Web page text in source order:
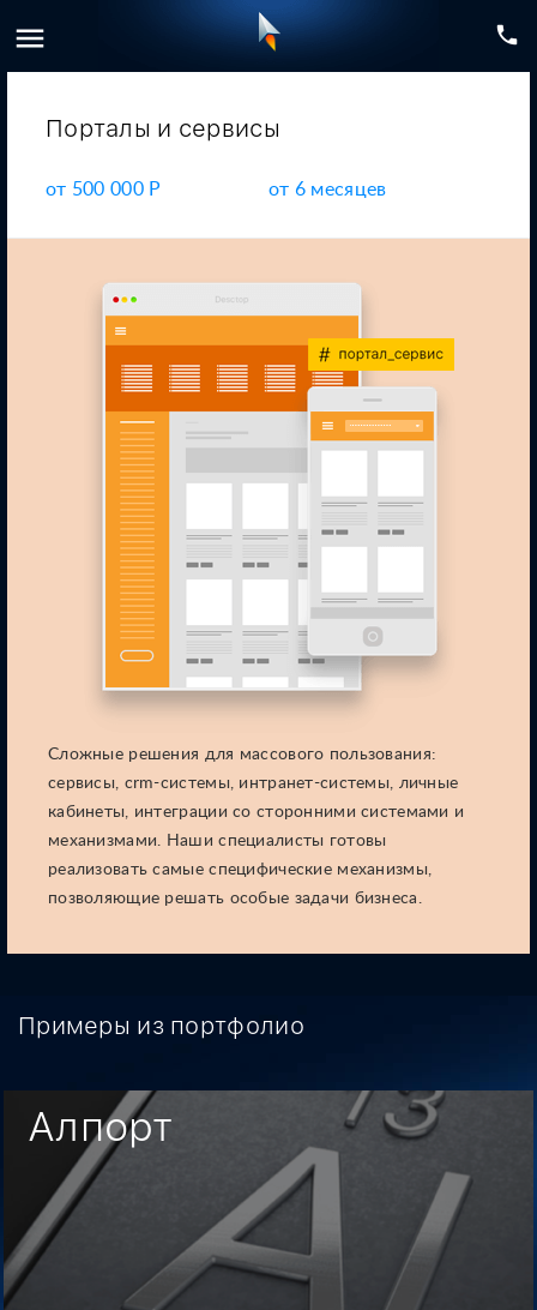
menu phone
Порталы и сервисы
от 500 000 P от 6 месяцев
Сложные решения для массового пользования:
сервисы, crm-системы, интранет-системы, личные
кабинеты, интеграции со стороннимисистемами и
механизмами. Наши специалисты готовы
реализовать самыеспецифические механизмы,
позволяющие решать особые задачи бизнеса.
Примеры из портфолио
Алпорт